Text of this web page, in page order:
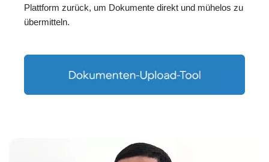
Plattform zurück, um Dokumente direkt und mühelos zu
übermitteln.